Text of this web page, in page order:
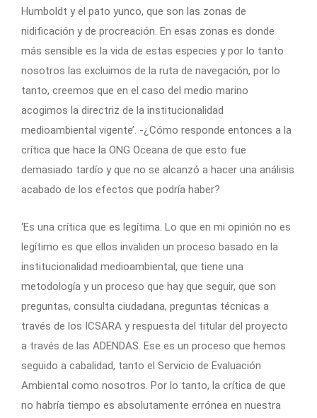
Humboldt y el pato yunco, que son las zonas de
nidificación y de procreación. En esas zonas es donde
más sensible es la vida de estas especies y por lo tanto
nosotros las excluimos de la ruta de navegación, por lo
tanto, creemos que en el caso del medio marino
acogimos la directriz de la institucionalidad
medioambiental vigente’. -¿Cómo responde entonces a la
crítica que hace la ONG Oceana de que esto fue
demasiado tardío y que no se alcanzó a hacer una análisis
acabado de los efectos que podría haber?
‘Es una crítica que es legítima. Lo que en mi opinión no es
legítimo es que ellos invaliden un proceso basado en la
institucionalidad medioambiental, que tiene una
metodología y un proceso que hay que seguir, que son
preguntas, consulta ciudadana, preguntas técnicas a
través de los ICSARA y respuesta del titular del proyecto
a través de las ADENDAS. Ese es un proceso que hemos
seguido a cabalidad, tanto el Servicio de Evaluación
Ambiental como nosotros. Por lo tanto, la crítica de que
no habría tiempo es absolutamente errónea en nuestra